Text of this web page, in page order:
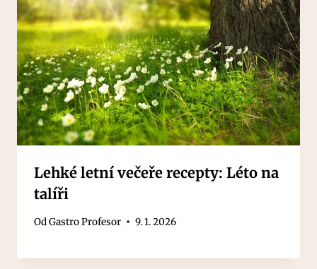
Lehké letní večeře recepty: Léto na
talíři
OdGastro Profesor 9. 1. 2026